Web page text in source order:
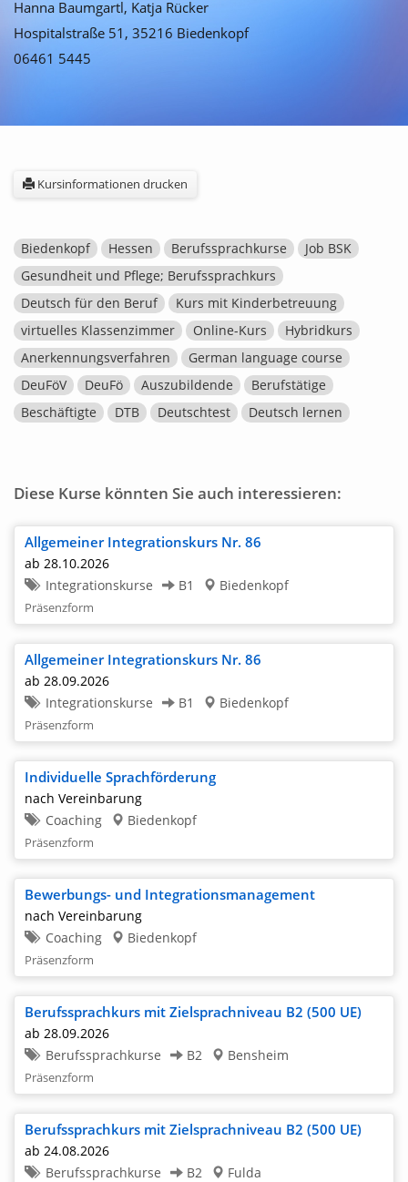
Hanna Baumgartl, Katja Rücker
Hospitalstraße 51, 35216 Biedenkopf
06461 5445
Kursinformationen drucken
Biedenkopf Hessen Berufssprachkurse
Job BSK
Gesundheit und Pflege; Berufssprachkurs
Deutsch für den Beruf
Kurs mit Kinderbetreuung
virtuelles Klassenzimmer
Online-Kurs
Hybridkurs
Anerkennungsverfahren
German language course
DeuFöV
DeuFö Auszubildende
Berufstätige
Beschäftigte
DTB Deutschtest Deutsch lernen
Diese Kurse könnten Sie auch interessieren:
Allgemeiner Integrationskurs Nr. 86
ab 28.10.2026
Integrationskurse
B1 Biedenkopf
Präsenzform
Allgemeiner Integrationskurs Nr. 86
ab 28.09.2026
Integrationskurse
B1 Biedenkopf
Präsenzform
Individuelle Sprachförderung
nach Vereinbarung
Coaching
Biedenkopf
Präsenzform
Bewerbungs- und Integrationsmanagement
nach Vereinbarung
Coaching
Biedenkopf
Präsenzform
Berufssprachkurs mit Zielsprachniveau B2 (500 UE)
ab 28.09.2026
Berufssprachkurse
B2 Bensheim
Präsenzform
Berufssprachkurs mit Zielsprachniveau B2 (500 UE)
ab 24.08.2026
Berufssprachkurse
B2 Fulda